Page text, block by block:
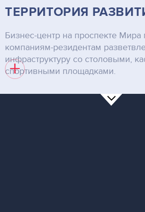
ТЕРРИТОРИЯ
Бизнес-центр на проспекте Мира
компаниям-резидентам
инфраструктуру со столовыми,
спортивными площадками.
+